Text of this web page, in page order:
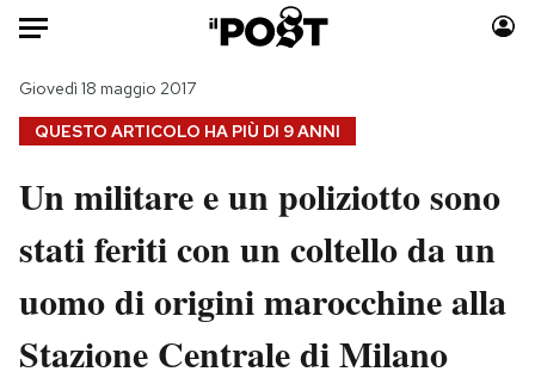
HOME
Italia
Politica
Tecnologia
Scienza
Moda
Consumismi
Storie/Idee
Media
QUESTO ARTICOLO HA PIÙ DI 9 ANNI
Giovedì 18 maggio 2017
Un militare e un poliziotto sono
stati feriti con un coltello da un
uomo di origini marocchine alla
Stazione Centrale di Milano